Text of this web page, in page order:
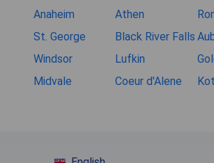
Anaheim
Athen
St. George
Black River Falls
Windsor
Lufkin
Midvale
Coeur d'Alene